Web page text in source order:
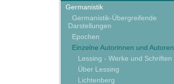
Germanistik
Germanistik-Übergreifende
Darstellungen
Epochen
Einzelne Autorinnen und Autoren
Lessing - Werke und Schriften
Über Lessing
Lichtenberg